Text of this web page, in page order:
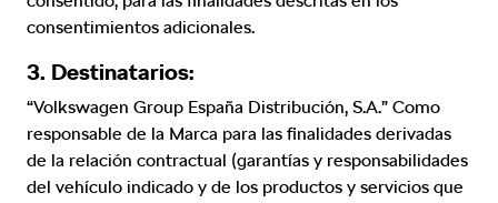
consentimientos adicionales.
3. Destinatarios:
“Volkswagen Group España Distribución, S.A.” Como
responsable de la Marca para las finalidades derivadas
de la relación contractual (garantías y responsabilidades
del vehículo indicado y de los productos y servicios que